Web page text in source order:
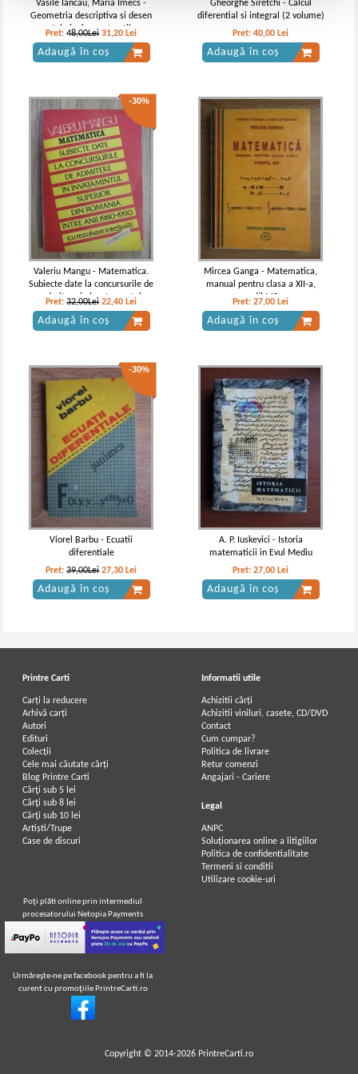
Vasile Iancau, Maria Imecs -
Geometria descriptiva si desen
tehnic de constructii
Pret:48,00Lei 31,20 Lei
Adaugă în coș
Gheorghe Siretchi - Calcul
diferential si integral (2 volume)
Pret:40,00 Lei
Adaugă în coș
-30%
Valeriu Mangu - Matematica.
Subiecte date la concursurile de
admitere in invatamantul
superior din Romania
Pret:32,00Lei 22,40 Lei
Adaugă în coș
Mircea Ganga - Matematica,
manual pentru clasa a XII-a,
profil M2
Pret:27,00 Lei
Adaugă în coș
-30%
Viorel Barbu - Ecuatii
diferentiale
Pret:39,00Lei 27,30 Lei
Adaugă în coș
A. P. Iuskevici - Istoria
matematicii in Evul Mediu
Pret:27,00 Lei
Adaugă în coș
Printre Carti
Carți la reducere
Arhivă carți
Autori
Edituri
Colecții
Cele mai căutate cărți
Blog Printre Carti
Cărţi sub 5 lei
Cărţi sub 8 lei
Cărţi sub 10 lei
Artiști/Trupe
Case de discuri
Informatii utile
Achizitii cărți
Achizitii viniluri, casete, CD/DVD
Contact
Cum cumpar?
Politica de livrare
Retur comenzi
Angajari - Cariere
Legal
ANPC
Soluționarea online a litigiilor
Politica de confidentialitate
Termeni si conditii
Utilizare cookie-uri
Poţi plăti online prin intermediul
procesatorului Netopia Payments
Urmăreşte-ne pe facebook pentru a fi la
curent cu promoţiile PrintreCarti.ro
Copyright © 2014-2026 PrintreCarti.ro